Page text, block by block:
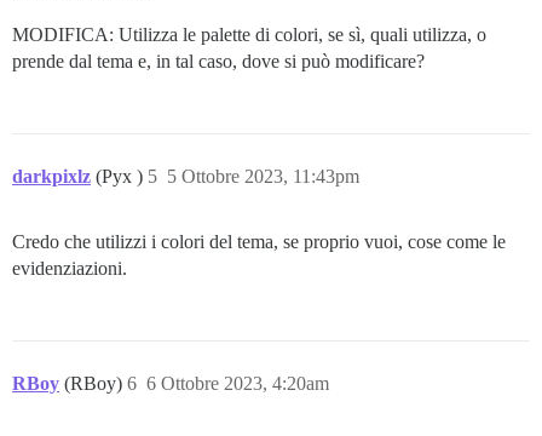
MODIFICA: Utilizza le palette di colori, se sì, quali utilizza, o
prende dal tema e, in tal caso, dove si può modificare?
darkpixlz (Pyx ) 5 Ottobre 2023, 11:43pm
5
Credo che utilizzi i colori del tema, se proprio vuoi, cose come le
evidenziazioni.
RBoy (RBoy) 6 Ottobre 2023, 4:20am
6